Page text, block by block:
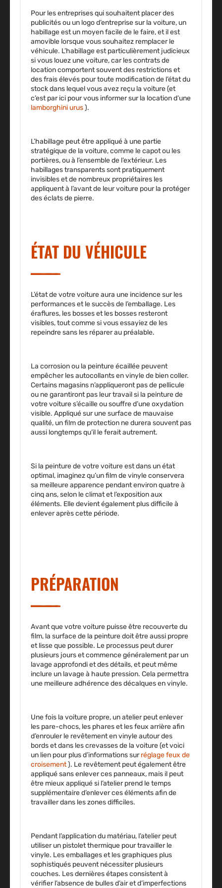
Pour les entreprises qui souhaitent placer des
publicités ou un logod’entreprise sur la voiture, un
habillage est un moyen facile de le faire, et il est
amovible lorsque vous souhaitez remplacer le
véhicule. L’habillage est particulièrement judicieux
si vous louez une voiture, car les contrats de
location comportent souvent des restrictions et
des frais élevés pour toute modification de l’état du
stock dans lequel vous avez reçu la voiture (et
c’est par ici pour vous informer sur la location d’une
lamborghini urus).
L’habillage peut être appliqué à une partie
stratégique de la voiture, comme le capot ou les
portières, ou à l’ensemble de l’extérieur. Les
habillages transparents sont pratiquement
invisibles et de nombreux propriétaires les
appliquent à l’avant de leur voiture pour la protéger
des éclats de pierre.
ÉTAT DU VÉHICULE
L’état de votre voiture aura une incidence sur les
performances et le succès de l’emballage. Les
éraflures, les bosses et les bosses resteront
visibles, tout comme si vous essayiez de les
repeindre sans les réparer au préalable.
La corrosion ou la peinture écaillée peuvent
empêcher les autocollants en vinyle de bien coller.
Certains magasins n’appliqueront pas de pellicule
ou ne garantiront pas leur travail si la peinture de
votre voiture s’écaille ou souffre d’une oxydation
visible. Appliqué sur une surface de mauvaise
qualité, un film de protection ne durera souvent pas
aussi longtemps qu’il le ferait autrement.
Si la peinture de votre voiture est dans un état
optimal, imaginez qu’un film de vinyle conservera
sa meilleure apparence pendant environ quatre à
cinq ans, selon le climat et l’exposition aux
éléments. Elle devient également plus difficile à
enlever après cette période.
PRÉPARATION
Avant que votre voiture puisse être recouverte du
film, la surface de la peinture doit être aussi propre
et lisse que possible. Le processus peut durer
plusieurs jours et commence généralement par un
lavage approfondi et des détails, et peut même
inclure un lavage à haute pression. Cela permettra
une meilleure adhérence des décalques en vinyle.
Une fois la voiture propre, un atelier peut enlever
les pare-chocs, les phares et les feux arrière afin
d’enrouler le revêtement en vinyle autour des
bords et dans les crevasses de la voiture (et voici
un lien pour plus d’informations surréglage feux de
croisement). Le revêtement peut également être
appliqué sans enlever ces panneaux, mais il peut
être mieux appliqué si l’atelier prend le temps
supplémentaire d’enlever ces éléments afin de
travailler dans les zones difficiles.
Pendant l’application du matériau, l’atelier peut
utiliser un pistolet thermique pour travailler le
vinyle. Les emballages et les graphiques plus
sophistiqués peuvent nécessiter plusieurs
couches. Les dernières étapes consistent à
vérifier l’absence de bulles d’air et d’imperfections